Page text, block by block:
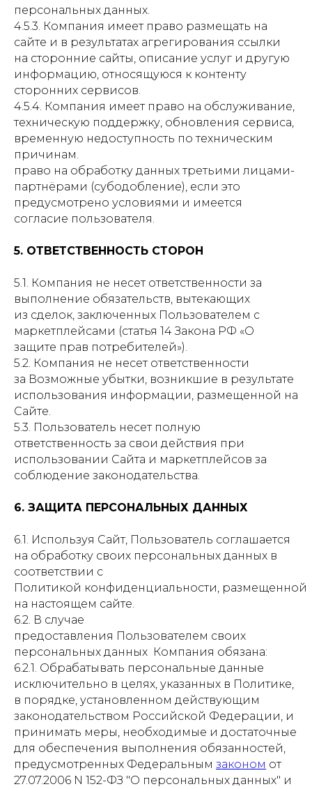
персональных данных.
4.5.3. Компания имеет право размещать на
сайте и в результатах агрегирования ссылки
на сторонние сайты, описание услуг и другую
информацию, относящуюся к контенту
сторонних сервисов.
4.5.4. Компания имеет право на обслуживание,
техническую поддержку, обновления сервиса,
временную недоступность по техническим
причинам.
право на обработку данных третьими лицами-
партнёрами (субодобление), если это
предусмотрено условиями и имеется
согласие пользователя.
5. ОТВЕТСТВЕННОСТЬ СТОРОН
5.1. Компания не несет ответственности за
выполнение обязательств, вытекающих
из сделок, заключенных Пользователем с
маркетплейсами (статья 14 Закона РФ «О
защите прав потребителей»).
5.2. Компания не несет ответственности
за Возможные убытки, возникшие в результате
использования информации, размещенной на
Сайте.
5.3. Пользователь несет полную
ответственность за свои действия при
использовании Сайта и маркетплейсов за
соблюдение законодательства.
6. ЗАЩИТА ПЕРСОНАЛЬНЫХ ДАННЫХ
6.1. Используя Сайт, Пользователь соглашается
на обработку своих персональных данных в
соответствии с
Политикой конфиденциальности, размещенной
на настоящем сайте.
6.2. В случае
предоставления Пользователем своих
персональных данных Компания обязана:
6.2.1. Обрабатывать персональные данные
исключительно в целях, указанных в Политике,
в порядке, установленном действующим
законодательством Российской Федерации, и
принимать меры, необходимые и достаточные
для обеспечения выполнения обязанностей,
предусмотренных Федеральным законом от
27.07.2006 N 152-ФЗ "О персональных данных" и